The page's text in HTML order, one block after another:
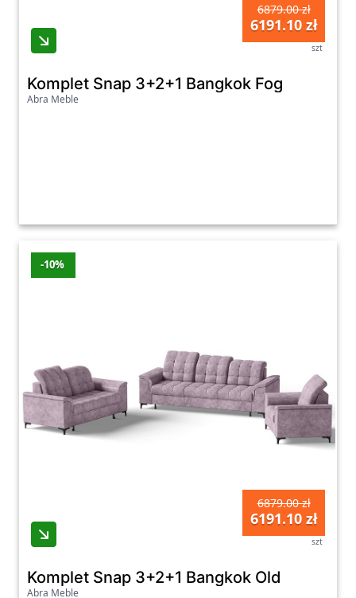
6879.00 zł
6191.10 zł
szt
Komplet Snap 3+2+1 Bangkok Fog
Abra Meble
-10%
6879.00 zł
6191.10 zł
szt
Komplet Snap 3+2+1 Bangkok Old
Abra Meble